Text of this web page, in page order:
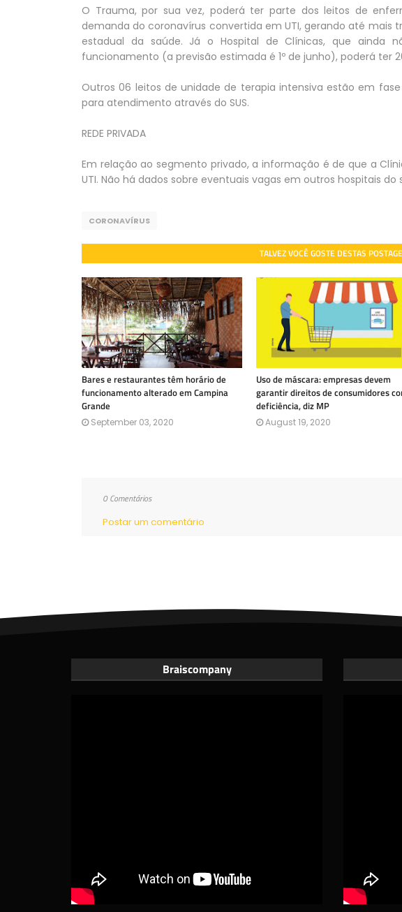
O Trauma, por sua vez, poderá ter parte dos leitos de
demanda do coronavírus convertida em UTI, gerando até mais
estadual da saúde. Já o Hospital de Clínicas, que ainda
funcionamento (a previsão estimada é 1º de junho), poderá ter
Outros 06 leitos de unidade de terapia intensiva estão em
para atendimento através do SUS.
REDE PRIVADA
Em relação ao segmento privado, a informação é de que a
UTI. Não há dados sobre eventuais vagas em outros hospitais do
CORONAVÍRUS
TALVEZ VOCÊ GOSTE DESTAS
Bares e restaurantes têm horário de
funcionamento alterado em Campina
Grande
September 03, 2020
Uso de máscara: empresas devem
garantir direitos de consumidores
deficiência, diz MP
August 19, 2020
0 Comentários
Postar um comentário
Braiscompany